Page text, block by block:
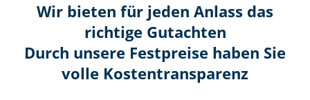
Wir bieten für jeden Anlass das
richtige Gutachten
Durch unsere Festpreise haben Sie
volle Kosten­transparenz